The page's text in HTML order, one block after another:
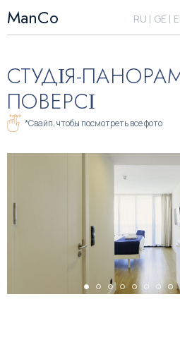
ManCo RU GE
СТУДІЯ-
ПОВЕРСІ
*Свайп, чтобы посмотреть все фото